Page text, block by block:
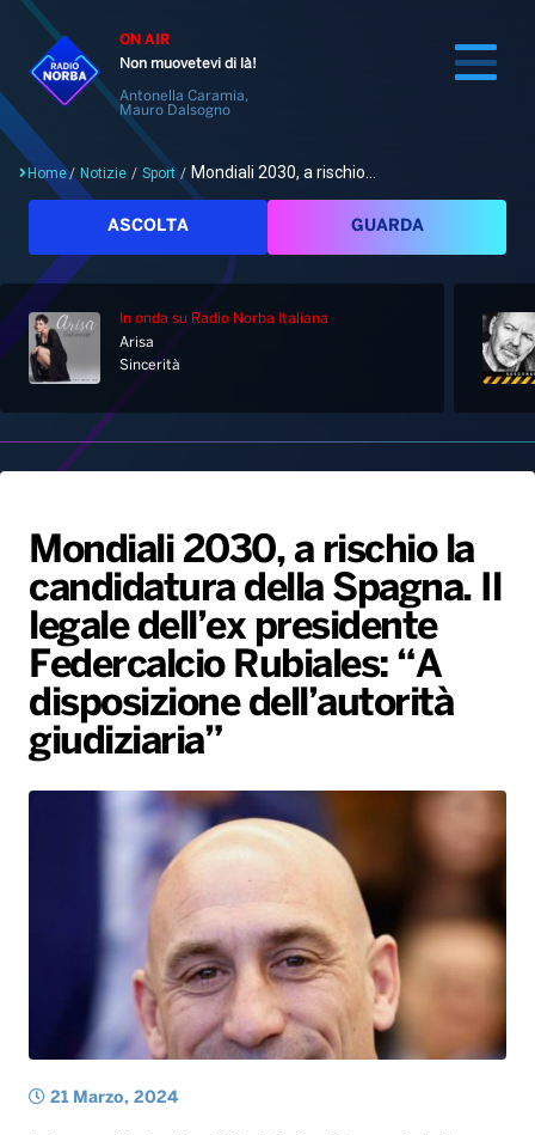
ON AIR
Non muovetevi di là!
Antonella Caramia,
Mauro Dalsogno
Cerca
Home
Palinsesto
Hit Dance
Giochi&Concorsi
PALATOUR
Notizie
Locali
Musica e Spettacolo
Sport
Radio Norba Consiglia
Leggerissime
Playlist
Generale
Novità
Notiziario
Interviste
Oroscopo
Speciale Astrabilia 2026
Gallery
Radio Norba News TV
Voce al Bari
Battiti Live 2026
Gallery
Home/ Notizie / Sport / Mondiali 2030, a rischio...
ASCOLTA GUARDA
In onda su Radio Norba Italiana
Arisa
Sincerità
Mondiali 2030, a rischio la
candidatura della Spagna. Il
legale dell’ex presidente
Federcalcio Rubiales: “A
disposizione dell’autorità
giudiziaria”
21 Marzo, 2024